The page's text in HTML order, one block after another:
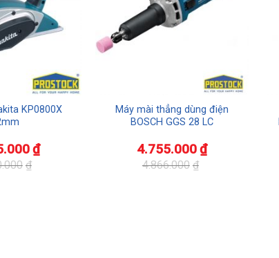
KP0800X
₫
₫
Máy mài thẳng dùng điện
BOSCH GGS 28 LC
4.866.000 ₫
4.755.000₫